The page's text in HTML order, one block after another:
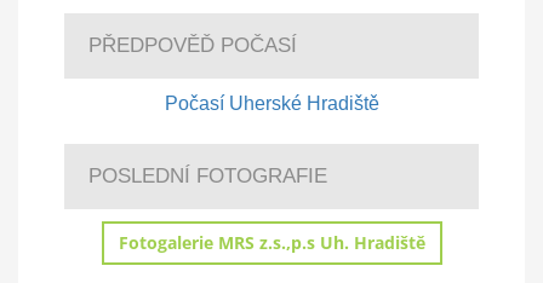
PŘEDPOVĚĎ POČASÍ
Počasí Uherské Hradiště
POSLEDNÍ FOTOGRAFIE
Fotogalerie MRS z.s.,p.s Uh. Hradiště